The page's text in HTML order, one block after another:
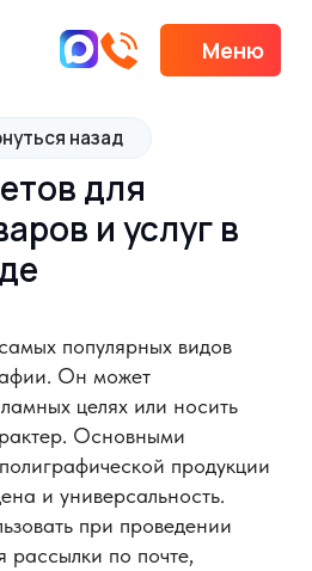
Меню
для
и услуг в
популярных видов
Он может
целях или носить
Основными
продукции
и универсальность.
при проведении
рассылки по почте,